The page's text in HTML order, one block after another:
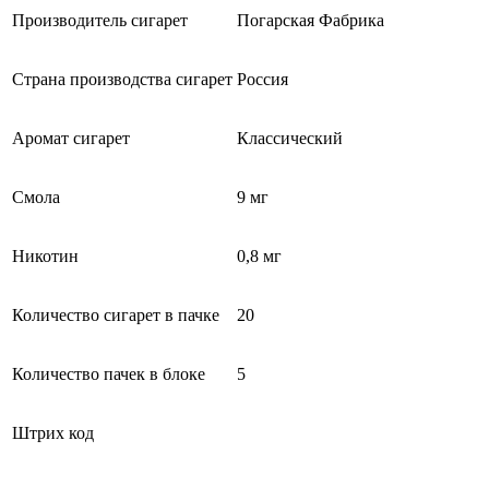
Производитель сигарет Погарская Фабрика
Страна производства сигарет Россия
Аромат сигарет Классический
Смола 9 мг
Никотин 0,8 мг
Количество сигарет в пачке 20
Количество пачек в блоке 5
Штрих код